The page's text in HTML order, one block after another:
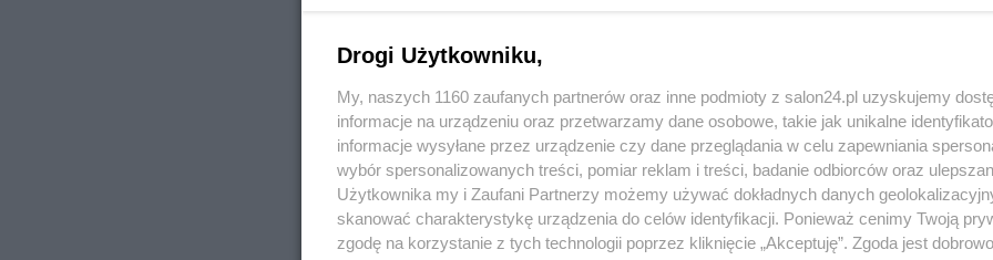
Drogi Użytkowniku,
My, naszych 1160 zaufanych partnerów oraz inne podmioty z salon24.pl uzyskujemy
informacje na urządzeniu oraz przetwarzamy dane osobowe, takie jak unikalne
informacje wysyłane przez urządzenie czy dane przeglądania w celu zapewniania
wybór spersonalizowanych treści, pomiar reklam i treści, badanie odbiorców oraz
Użytkownika my i Zaufani Partnerzy możemy używać dokładnych danych
skanować charakterystykę urządzenia do celów identyfikacji. Ponieważ cenimy Twoją
zgodę na korzystanie z tych technologii poprzez kliknięcie „Akceptuję”. Zgoda jest